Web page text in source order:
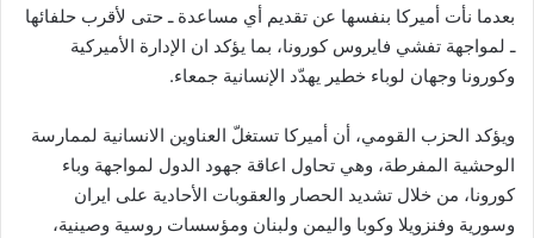
بعدما نأت أميركا بنفسها عن تقديم أي مساعدة ـ حتى لأقرب حلفائها
ـ لمواجهة تفشي فايروس كورونا، بما يؤكد ان الإدارة الأميركية
وكورونا وجهان لوباء خطير يهدّد الإنسانية جمعاء.
ويؤكد الحزب القومي، أن أميركا تستغلّ العناوين الانسانية لممارسة
الوحشية المفرطة، وهي تحاول اعاقة جهود الدول لمواجهة وباء
كورونا، من خلال تشديد الحصار والعقوبات الأحادية على ايران
وسورية وفنزويلا وكوبا واليمن ولبنان ومؤسسات روسية وصينية،